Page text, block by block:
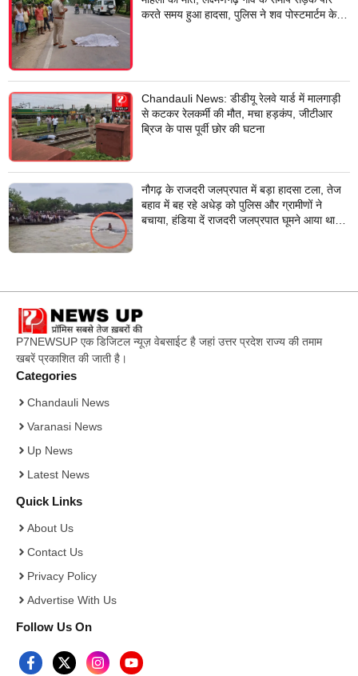
करते समय हुआ हादसा, पुलिस ने शव पोस्टमार्टम के
Chandauli News: डीडीयू रेलवे यार्ड में मालगाड़ी
से कटकर रेलकर्मी की मौत, मचा हड़कंप, जीटीआर
ब्रिज के पास पूर्वी छोर की घटना
नौगढ़ के राजदरी जलप्रपात में बड़ा हादसा टला, तेज
बहाव में बह रहे अधेड़ को पुलिस और ग्रामीणों ने
बचाया, हंडिया दें राजदरी जलप्रपात घूमने आया था
P7NEWSUP एक डिजिटल न्यूज़ वेबसाईट है जहां उत्तर प्रदेश राज्य की तमाम
खबरें प्रकाशित की जाती है।
Categories
Chandauli News
Varanasi News
Up News
Latest News
Quick Links
About Us
Contact Us
Privacy Policy
Advertise With Us
Follow Us On